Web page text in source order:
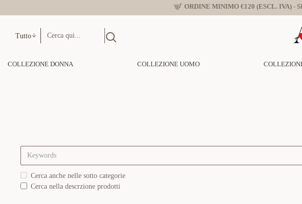
ORDINE MINIMO €120 (ESCL. IVA) -
Tutto
COLLEZIONE DONNA COLLEZIONE UOMO
Cerca anche nelle sotto categorie
Cerca nella descrzione prodotti